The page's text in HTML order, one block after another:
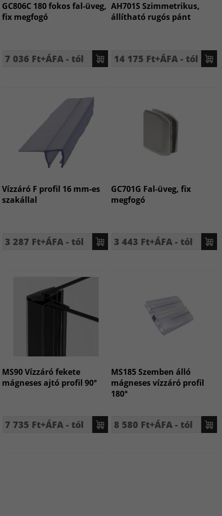
GC806C 180 fokos fal-üveg,
fix megfogó
7 036 Ft+ÁFA - tól
AH701S Szimmetrikus,
állítható rugós pánt
14 175 Ft+ÁFA - tól
Vízzáró F profil 16 mm-es
szakállal
3 287 Ft+ÁFA - tól
GC701G Fal-üveg, fix
megfogó
3 443 Ft+ÁFA - tól
MS90 Vízzáró fekete
mágneses ajtó profil 90°
7 735 Ft+ÁFA - tól
MS185 Szemben álló
mágneses vízzáró profil
180°
8 580 Ft+ÁFA - tól